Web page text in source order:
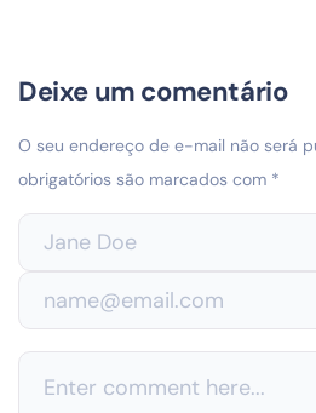
Deixe um comentário
O seu endereço de e-mail não será
obrigatórios são marcados com *